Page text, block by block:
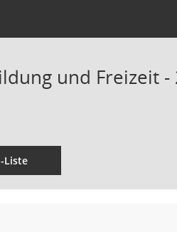
und Freizeit
Liste